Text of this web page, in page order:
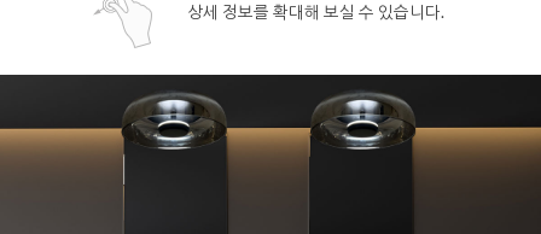
상세 정보를 확대해 보실 수 있습니다.